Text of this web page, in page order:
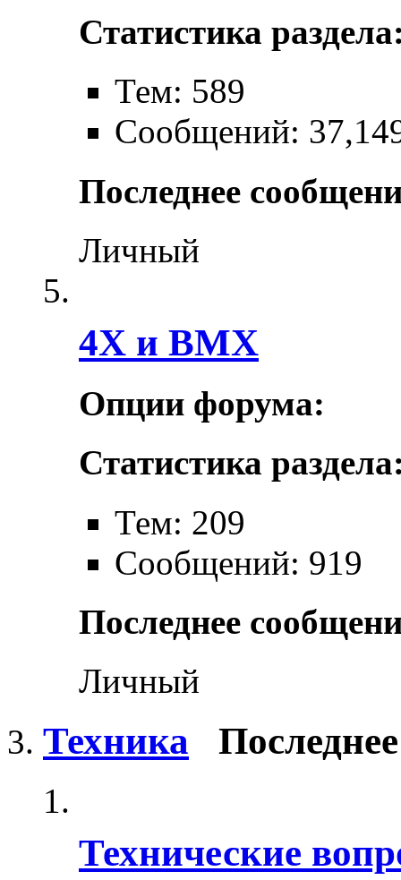
Статистика
Тем: 589
Сообщений:
Последнее
Личный
4X и BMX
Опции форума:
Статистика
Тем: 209
Сообщений: 919
Последнее
Личный
Техника
Технические